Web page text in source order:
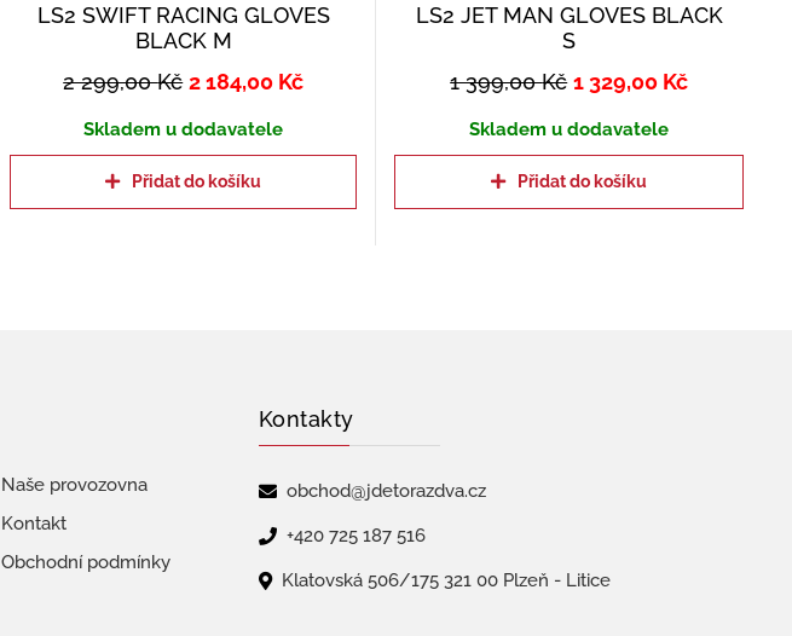
LS2 SWIFT RACING GLOVES
BLACK M
2 299,00Kč 2 184,00 Kč
Skladem u dodavatele
Přidat do košíku
LS2 JET MAN GLOVES BLACK
S
1 399,00Kč 1 329,00 Kč
Skladem u dodavatele
Přidat do košíku
Naše provozovna
Kontakt
Obchodní podmínky
Kontakty
obchod@jdetorazdva.cz
+420 725 187 516
Klatovská 506/175 321 00 Plzeň - Litice